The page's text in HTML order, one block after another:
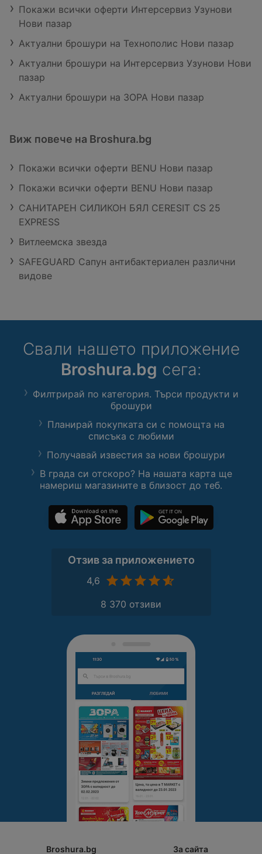
Покажи всички оферти Интерсервиз Узунови
Нови пазар
Актуални брошури на Технополис Нови пазар
Актуални брошури на Интерсервиз Узунови Нови
пазар
Актуални брошури на ЗОРА Нови пазар
Виж повече на Broshura.bg
Покажи всички оферти BENU Нови пазар
Покажи всички оферти BENU Нови пазар
САНИТАРЕН СИЛИКОН БЯЛ CERESIT CS 25
EXPRESS
Витлеемска звезда
SAFEGUARD Сапун антибактериален различни
видове
Свали нашето приложение
Broshura.bg сега:
Филтрирай по категория. Търси продукти и
брошури
Планирай покупката си с помощта на
списъка с любими
Получавай известия за нови брошури
В града си отскоро? На нашата карта ще
намериш магазините в близост до теб.
Отзив за приложението
4,6
8 370 отзиви
Broshura.bg За сайта